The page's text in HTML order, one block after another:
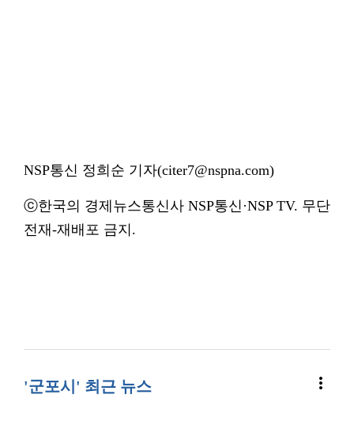
NSP통신 정희순 기자(citer7@nspna.com)
ⓒ한국의 경제뉴스통신사 NSP통신·NSP TV. 무단
전재-재배포 금지.
'군포시' 최근 뉴스 more_vert